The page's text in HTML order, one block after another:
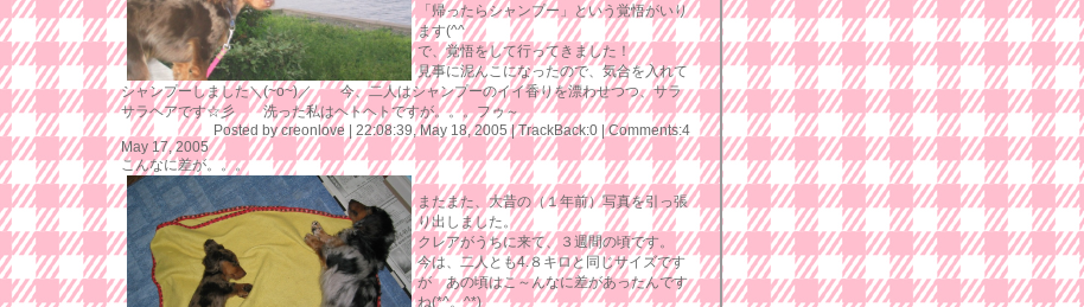
「帰ったらシャンプー」という覚悟がいり
ます(^^ゞ
で、覚悟をして行ってきました！
見事に泥んこになったので、気合を入れて
シャンプーしました＼(~o~)／ 今、二人はシャンプーのイイ香りを漂わせつつ、サラ
サラヘアです☆彡 洗った私はヘトヘトですが。。。フゥ～
Posted by creonlove | 22:08:39, May 18, 2005 |TrackBack:0 |Comments:4
May 17, 2005
こんなに差が。。。
またまた、大昔の（１年前）写真を引っ張
り出しました。
クレアがうちに来て、３週間の頃です。
今は、二人とも4.８キロと同じサイズです
が あの頃はこ～んなに差があったんです
ね(*^。^*)